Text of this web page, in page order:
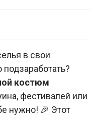
в свои
костюм
фестивалей или
нужно! 🎉 Этот